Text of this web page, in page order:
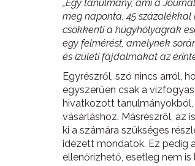
„Egy tanulmány, ami a
meg naponta, 45
csökkenti a húgyhólyagrák
egy felmérést, amelynek
és ízületi fájdalmakat az
Egyrészről, szó nincs arról,
egyszerűen csak a
hivatkozott tanulmányokból,
vásárláshoz. Másrészről, az
ki a számára szükséges
idézett mondatok. Ez pedig
ellenőrizhető, esetleg nem